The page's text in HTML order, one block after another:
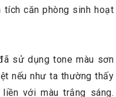
căn phòng sinh hoạt
sử dụng tone màu sơn
nếu như ta thường thấy
với màu trắng sáng.